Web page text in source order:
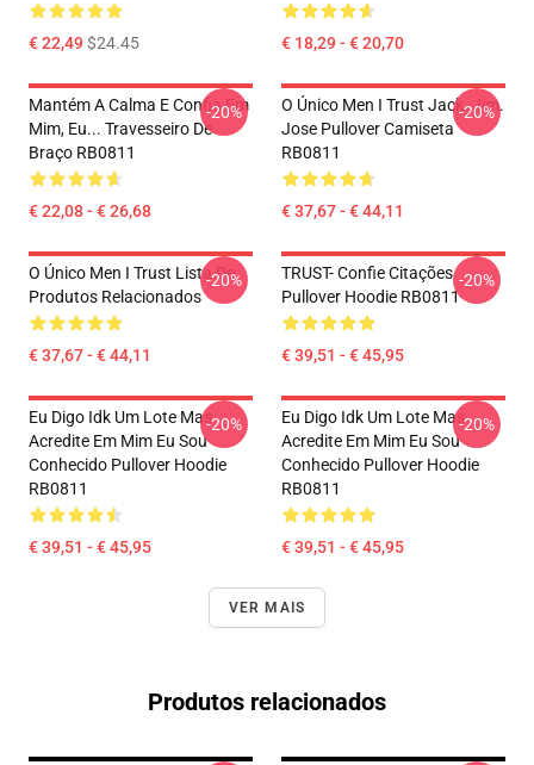
€ 22,49$24.45 € 18,29 - € 20,70
Mantém A Calma E Confia Em
Mim, Eu... Travesseiro De
Braço RB0811
€ 22,08 - € 26,68
-20%
O Único Men I Trust Jack. Jim.
Jose Pullover Camiseta
RB0811
€ 37,67 - € 44,11
-20%
O Único Men I Trust Lista De
Produtos Relacionados
€ 37,67 - € 44,11
-20%
TRUST- Confie Citações
Pullover Hoodie RB0811
€ 39,51 - € 45,95
-20%
Eu Digo Idk Um Lote Mas
Acredite Em Mim Eu Sou
Conhecido Pullover Hoodie
RB0811
€ 39,51 - € 45,95
-20%
Eu Digo Idk Um Lote Mas
Acredite Em Mim Eu Sou
Conhecido Pullover Hoodie
RB0811
€ 39,51 - € 45,95
-20%
VER MAIS
Produtos relacionados